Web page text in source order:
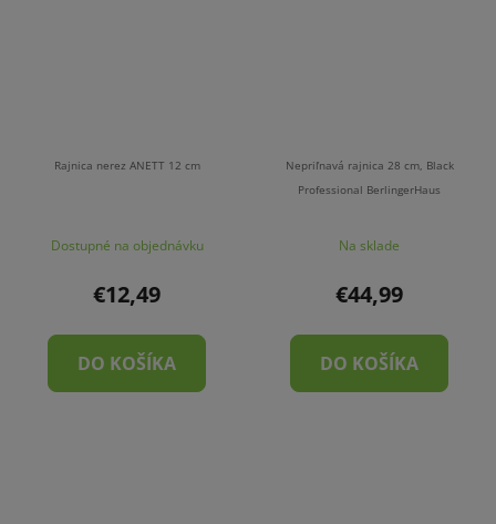
Rajnica nerez ANETT 12 cm
Dostupné na objednávku
€12,49
DO KOŠÍKA
Nepriľnavá rajnica 28 cm, Black
Professional BerlingerHaus
Na sklade
€44,99
DO KOŠÍKA